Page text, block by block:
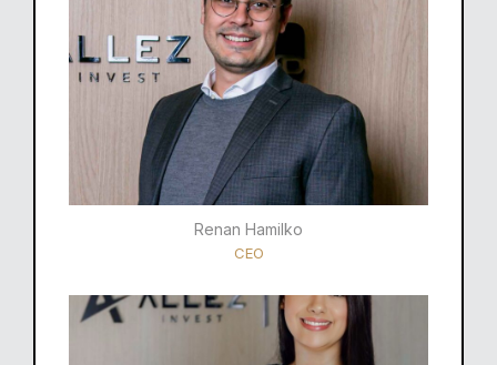
Renan Hamilko​
CEO